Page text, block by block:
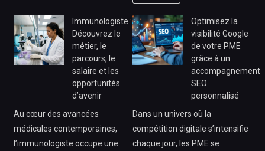
Immunologiste :
Découvrez le
métier, le
parcours, le
salaire et les
opportunités
d’avenir
Au cœur des avancées
médicales contemporaines,
l’immunologiste occupe une
Optimisez la
visibilité Google
de votre PME
grâce à un
accompagnement
SEO
personnalisé
Dans un univers où la
compétition digitale s’intensifie
chaque jour, les PME se